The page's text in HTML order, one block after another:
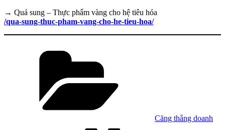
→ Quả sung – Thực phẩm vàng cho hệ tiêu hóa
/qua-sung-thuc-pham-vang-cho-he-tieu-hoa/
Căng thẳng doanh